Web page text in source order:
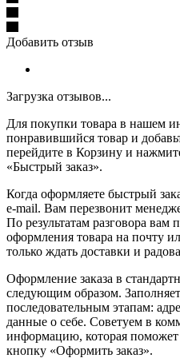
Добавить отзыв
Загрузка отзывов...
Для покупки товара в нашем
понравившийся товар и
перейдите в Корзину и
«Быстрый заказ».
Когда оформляете быстрый
e-mail. Вам перезвонит
По результатам разговора вам
оформления товара на почту
только ждать доставки и
Оформление заказа в
следующим образом.
последовательным этапам:
данные о себе. Советуем в
информацию, которая
кнопку «Оформить заказ».